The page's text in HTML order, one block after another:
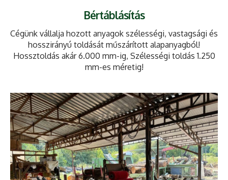
Bértáblásítás
Cégünk vállalja hozott anyagok szélességi, vastagsági és
hosszirányú toldását műszárított alapanyagból!
Hossztoldás akár 6.000 mm-ig, Szélességi toldás 1.250
mm-es méretig!